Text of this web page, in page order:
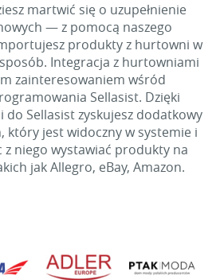
martwić się o uzupełnienie
— z pomocą naszego
produkty z hurtowni w
Integracja z hurtowniami
zainteresowaniem wśród
Sellasist. Dzięki
do Sellasist zyskujesz dodatkowy
który jest widoczny w systemie i
z niego wystawiać produkty na
jak Allegro, eBay, Amazon.